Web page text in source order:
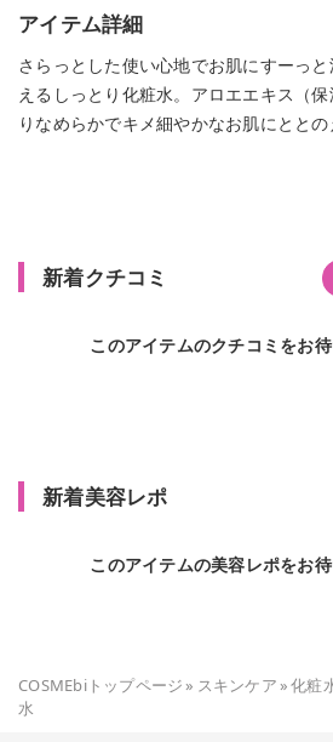
アイテム詳細
さらっとした使い心地でお肌にすーっ
えるしっとり化粧水。アロエエキス（
りなめらかでキメ細やかなお肌にととの
新着クチコミ
このアイテムのクチコミをお
新着美容レポ
このアイテムの美容レポをお
COSMEbiトップページ» スキンケア»化粧
水